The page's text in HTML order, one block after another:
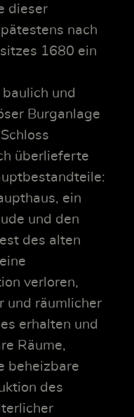
dieser
nach
1680 ein
und
Burganlage
überlieferte
ein
und den
des alten
verloren,
und räumlicher
erhalten und
Räume,
beheizbare
des